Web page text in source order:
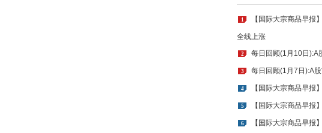
1 【国际大宗商品早报
全线上涨
2 每日回顾(1月10日):A
3 每日回顾(1月7日):A
4 【国际大宗商品早报
5 【国际大宗商品早报
6 【国际大宗商品早报